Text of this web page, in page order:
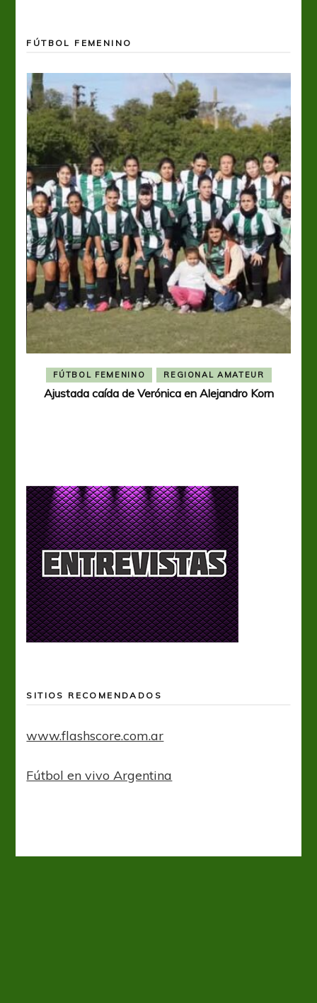
FÚTBOL FEMENINO
FÚTBOL FEMENINO REGIONAL AMATEUR
Ajustada caída de Verónica en Alejandro Korn
SITIOS RECOMENDADOS
www.flashscore.com.ar
Fútbol en vivo Argentina